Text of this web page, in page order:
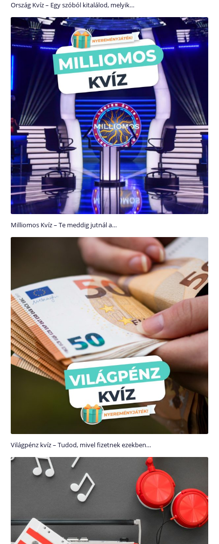
Ország Kvíz – Egy szóból kitalálod, melyik…
Milliomos Kvíz – Te meddig jutnál a…
Világpénz kvíz – Tudod, mivel fizetnek ezekben…